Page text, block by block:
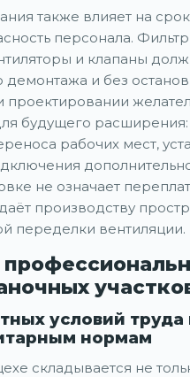
также влияет на
персонала.
и клапаны
демонтажа и без
проектировании
будущего расширения:
рабочих мест,
не означает
производству
переделки вентиляции.
условий труда
нормам
складывается не